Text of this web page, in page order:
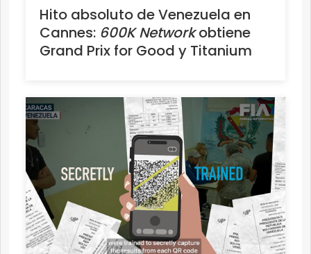
Hito absoluto de Venezuela en
Cannes: 600K Networkobtiene
Grand Prix for Good y Titanium